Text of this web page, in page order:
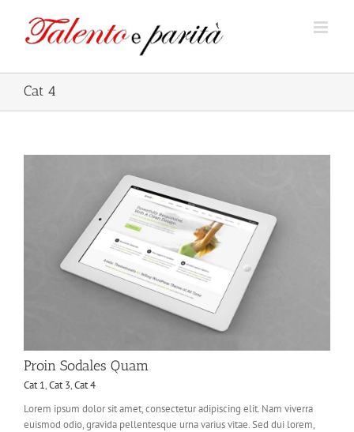
contenuto
Cat 4
Proin Sodales Quam
Cat 1,Cat 3,Cat 4
Lorem ipsum dolor sit amet, consectetur adipiscing elit. Nam viverra
euismod odio, gravida pellentesque urna varius vitae. Sed dui lorem,